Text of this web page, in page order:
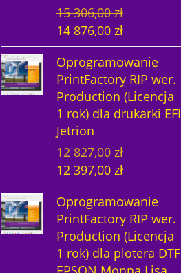
e
n
a
w
y
ł
a
:
1
n
a
w
y
n
1
4
8
7
15 306,00zł
e
r
w
o
t
e
n
a
w
y
14 876,00 zł
t
u
a
l
n
n
a
w
y
n
Oprogramowanie
PrintFactory RIP wer.
Production (Licencja
1 rok) dla drukarki EFI
Jetrion
12 827,00zł
e
r
w
o
t
12 397,00 zł
t
u
a
l
n
Oprogramowanie
PrintFactory RIP wer.
Production (Licencja
1 rok) dla plotera DTF